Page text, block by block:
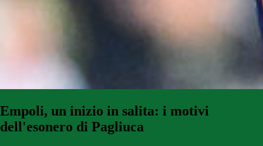
Empoli, un inizio in salita: i motivi
dell'esonero di Pagliuca